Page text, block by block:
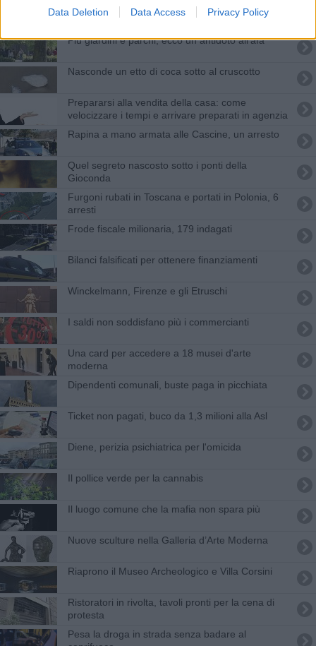
Data Deletion Data Access Privacy Policy
Ferragosto con sorpresa al museo archeologico
Più giardini e parchi, ecco un antidoto all'afa
Nasconde un etto di coca sotto al cruscotto
​Prepararsi alla vendita della casa: come
velocizzare i tempi e arrivare preparati in agenzia
Rapina a mano armata alle Cascine, un arresto
Quel segreto nascosto sotto i ponti della
Gioconda
Furgoni rubati in Toscana e portati in Polonia, 6
arresti
Frode fiscale milionaria, 179 indagati
Bilanci falsificati per ottenere finanziamenti
Winckelmann, Firenze e gli Etruschi
I saldi non soddisfano più i commercianti
Una card per accedere a 18 musei d'arte
moderna
Dipendenti comunali, buste paga in picchiata
Ticket non pagati, buco da 1,3 milioni alla Asl
Diene, perizia psichiatrica per l'omicida
Il pollice verde per la cannabis
Il luogo comune che la mafia non spara più
Nuove sculture nella Galleria d’Arte Moderna
Riaprono il Museo Archeologico e Villa Corsini
Ristoratori in rivolta, tavoli pronti per la cena di
protesta
Pesa la droga in strada senza badare al